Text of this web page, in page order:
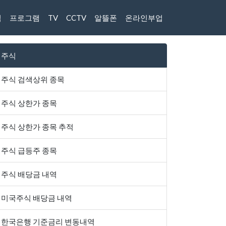
프로그램 TV CCTV 알뜰폰 온라인부업
주식
주식 검색상위 종목
주식 상한가 종목
주식 상한가 종목 추적
주식 급등주 종목
주식 배당금 내역
미국주식 배당금 내역
한국은행 기준금리 변동내역